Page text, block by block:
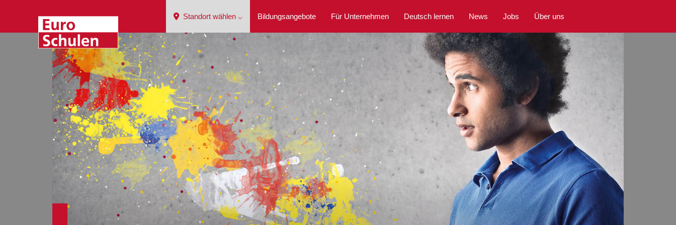
Standort wählen ⌵ Bildungsangebote Für Unternehmen Deutsch lernen News Jobs Über uns